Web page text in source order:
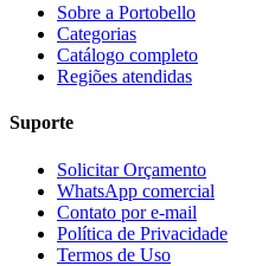
Sobre a Portobello
Categorias
Catálogo completo
Regiões atendidas
Suporte
Solicitar Orçamento
WhatsApp comercial
Contato por e-mail
Política de Privacidade
Termos de Uso